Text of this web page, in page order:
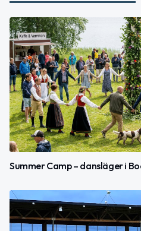
Summer Camp – dansläger i